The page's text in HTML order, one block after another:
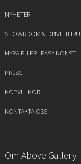
NYHETER
SHOWROOM & DRIVE THRU
HYRA ELLER LEASA KONST
PRESS
KÖPVILLKOR
KONTAKTA OSS
Om Above Gallery